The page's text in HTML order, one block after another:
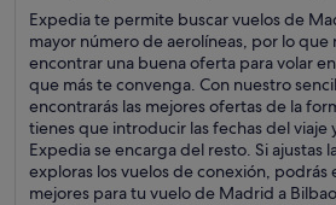
Expedia te permite buscar vuelos de
mayor número de aerolíneas, por lo que
encontrar una buena oferta para volar
que más te convenga. Con nuestro
encontrarás las mejores ofertas de la
tienes que introducir las fechas del viaje
Expedia se encarga del resto. Si ajustas
exploras los vuelos de conexión, podrás
mejores para tu vuelo de Madrid a